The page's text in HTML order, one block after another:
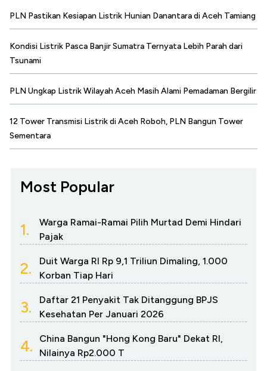
PLN Pastikan Kesiapan Listrik Hunian Danantara di Aceh Tamiang
Kondisi Listrik Pasca Banjir Sumatra Ternyata Lebih Parah dari
Tsunami
PLN Ungkap Listrik Wilayah Aceh Masih Alami Pemadaman Bergilir
12 Tower Transmisi Listrik di Aceh Roboh, PLN Bangun Tower
Sementara
Most Popular
1.
Warga Ramai-Ramai Pilih Murtad Demi Hindari
Pajak
2.
Duit Warga RI Rp 9,1 Triliun Dimaling, 1.000
Korban Tiap Hari
3.
Daftar 21 Penyakit Tak Ditanggung BPJS
Kesehatan Per Januari 2026
4.
China Bangun "Hong Kong Baru" Dekat RI,
Nilainya Rp2.000 T